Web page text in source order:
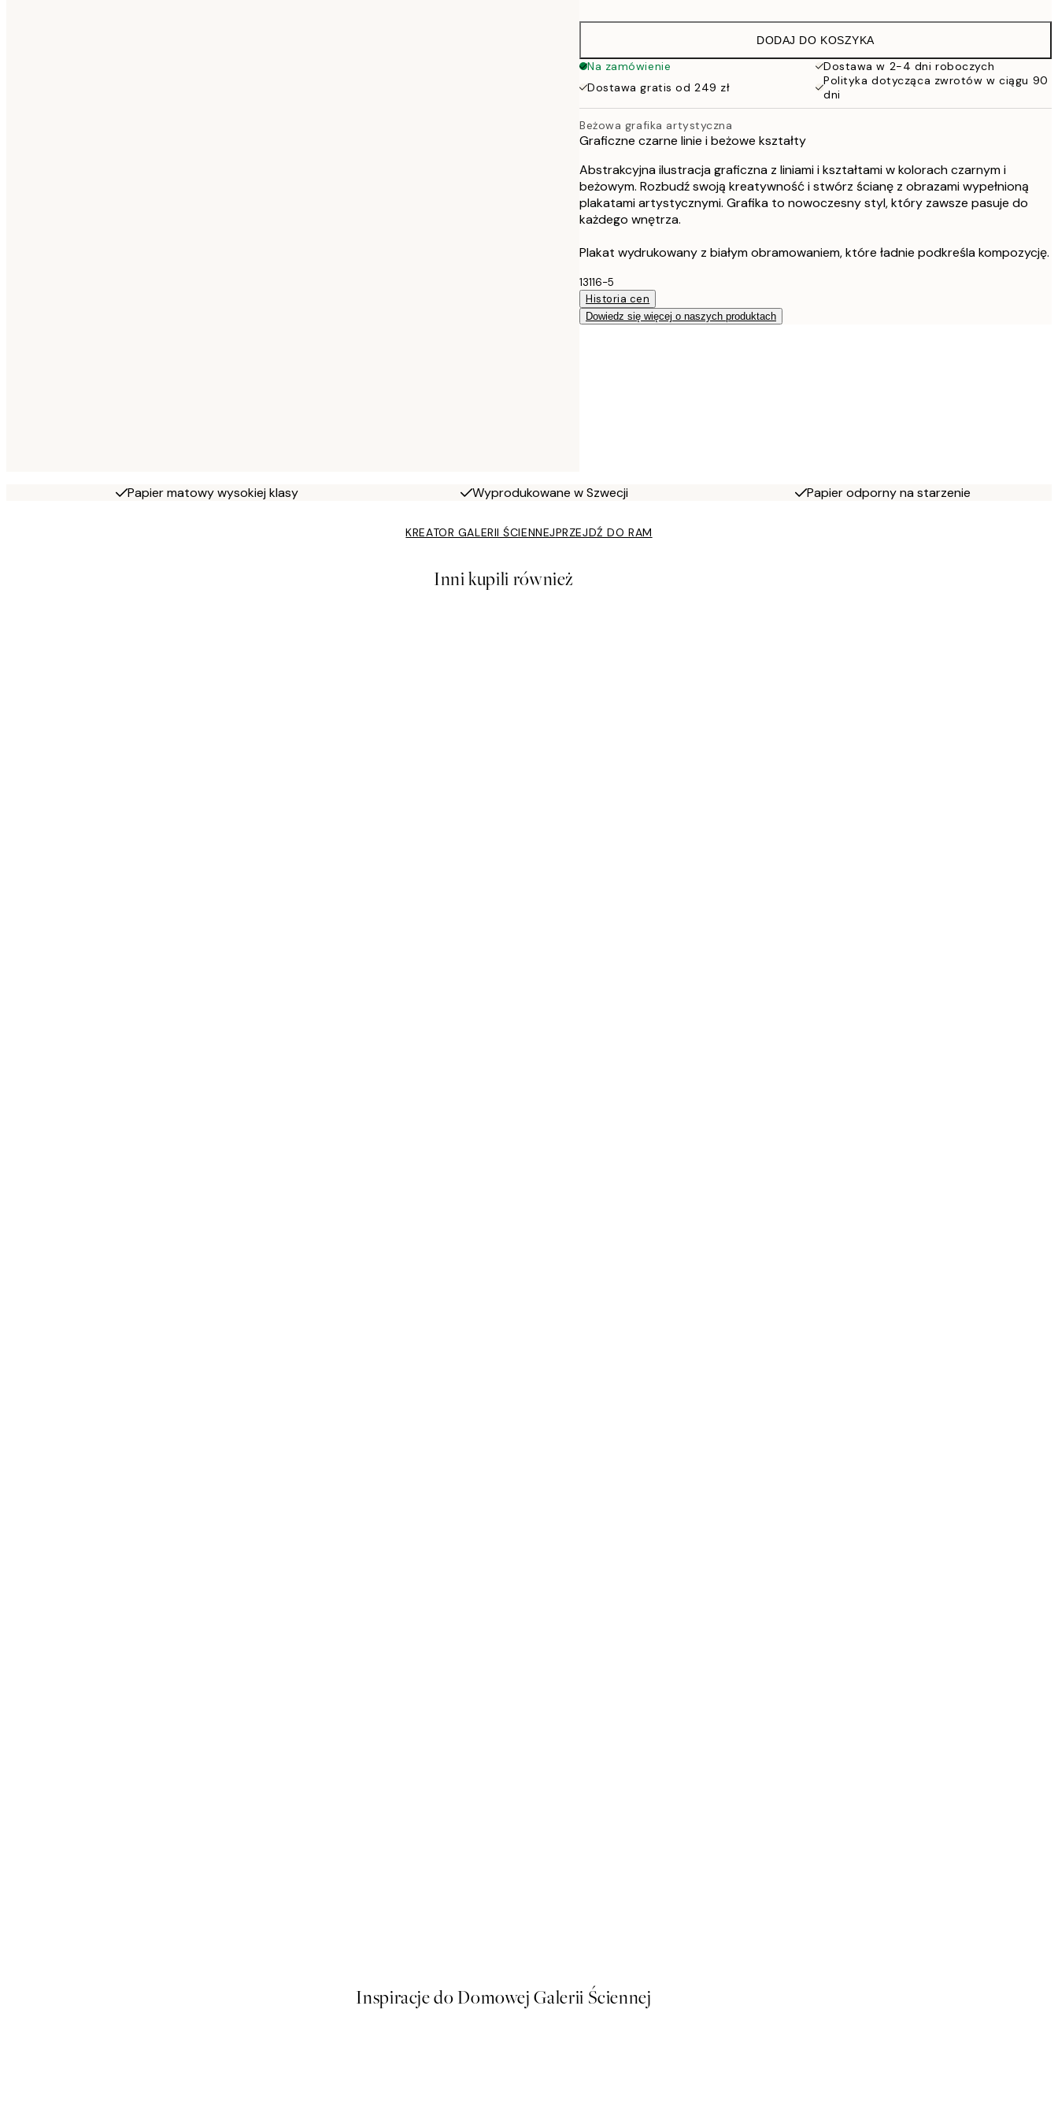
119 zł
152 zł
70x100 cm 114 zł
100x150 cm
DODAJ DO KOSZYKA
Na zamówienie
Dostawa w 2-4 dni roboczych
Dostawa gratis od 249 zł
Polityka dotycząca zwrotów w ciągu 90
dni
Beżowa grafika artystyczna
Graficzne czarne linie i beżowe kształty
Abstrakcyjna ilustracja graficzna z liniami i kształtami w kolorach czarnym i
beżowym. Rozbudź swoją kreatywność i stwórz ścianę z obrazami wypełnioną
plakatami artystycznymi. Grafika to nowoczesny styl, który zawsze pasuje do
każdego wnętrza.
Plakat wydrukowany z białym obramowaniem, które ładnie podkreśla kompozycję.
13116-5
Historia cen
Dowiedz się więcej o naszych produktach
Papier matowy wysokiej klasy Wyprodukowane w Szwecji Papier odporny na starzenie
KREATOR GALERII ŚCIENNEJPRZEJDŹ DO RAM
Inni kupili również
Inspiracje do Domowej Galerii Ściennej